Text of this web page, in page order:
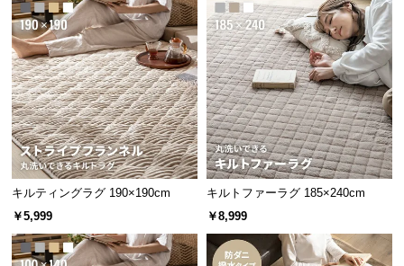
品
の
配
送
に
つ
い
て
中
型
商
品
キルティングラグ 190×190cm
￥5,999
キルトファーラグ 185×240cm
￥8,999